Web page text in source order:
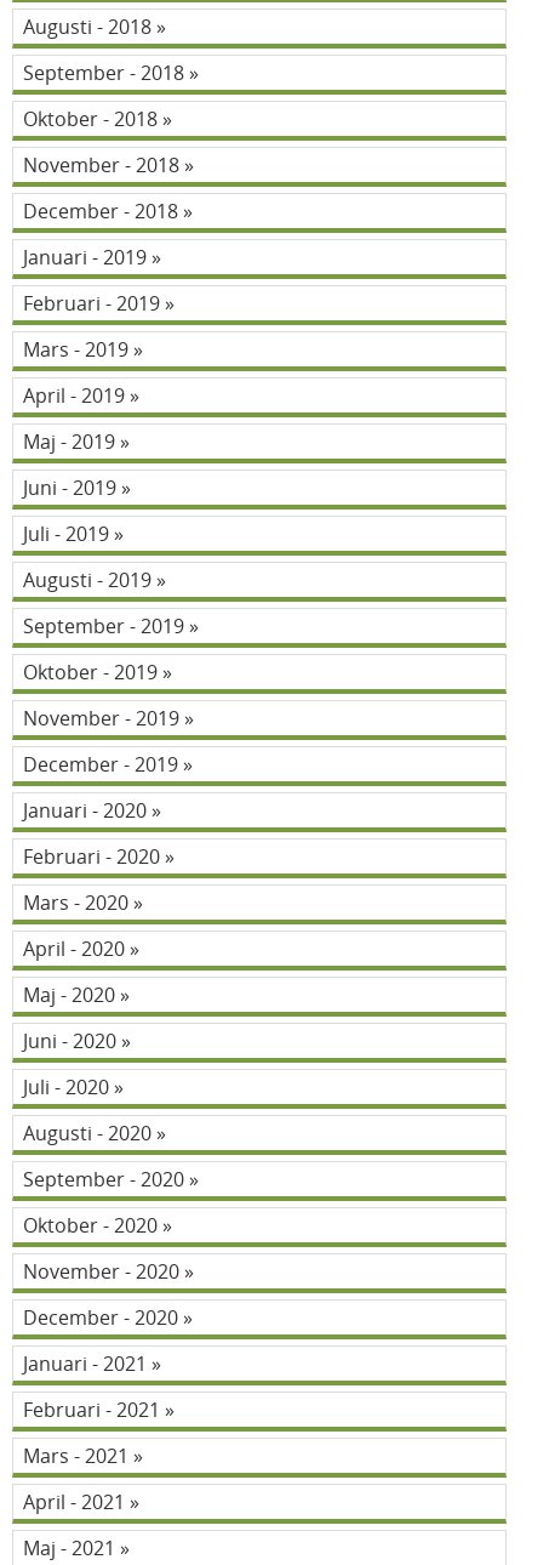
Augusti - 2018
September - 2018
Oktober - 2018
November - 2018
December - 2018
Januari - 2019
Februari - 2019
Mars - 2019
April - 2019
Maj - 2019
Juni - 2019
Juli - 2019
Augusti - 2019
September - 2019
Oktober - 2019
November - 2019
December - 2019
Januari - 2020
Februari - 2020
Mars - 2020
April - 2020
Maj - 2020
Juni - 2020
Juli - 2020
Augusti - 2020
September - 2020
Oktober - 2020
November - 2020
December - 2020
Januari - 2021
Februari - 2021
Mars - 2021
April - 2021
Maj - 2021